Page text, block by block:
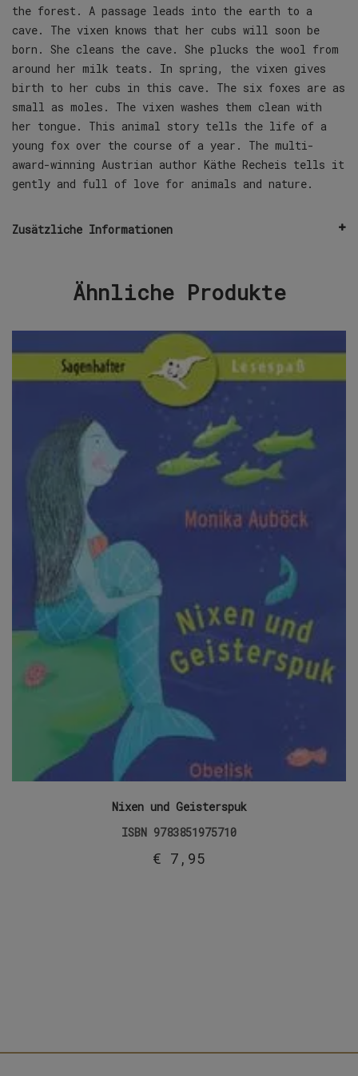
the forest. A passage leads into the earth to a
cave. The vixen knows that her cubs will soon be
born. She cleans the cave. She plucks the wool from
around her milk teats. In spring, the vixen gives
birth to her cubs in this cave. The six foxes are as
small as moles. The vixen washes them clean with
her tongue. This animal story tells the life of a
young fox over the course of a year. The multi-
award-winning Austrian author Käthe Recheis tells it
gently and full of love for animals and nature.
Zusätzliche Informationen
Ähnliche Produkte
Nixen und Geisterspuk
ISBN 9783851975710
€ 7,95